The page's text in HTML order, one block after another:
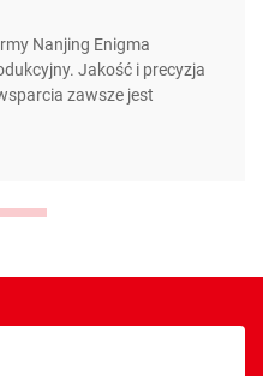
Nanjing Enigma
Jakość i precyzja
zawsze jest